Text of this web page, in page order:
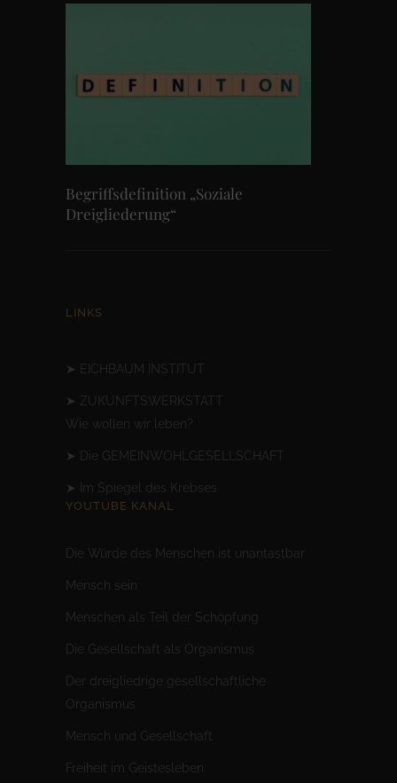
Begriffsdefinition „Soziale
Dreigliederung“
LINKS
➤ EICHBAUM INSTITUT
➤ ZUKUNFTSWERKSTATT
Wie wollen wir leben?
➤ Die GEMEINWOHLGESELLSCHAFT
➤ Im Spiegel des Krebses
YOUTUBE KANAL
Die Würde des Menschen ist unantastbar
Mensch sein
Menschen als Teil der Schöpfung
Die Gesellschaft als Organismus
Der dreigliedrige gesellschaftliche
Organismus
Mensch und Gesellschaft
Freiheit im Geistesleben